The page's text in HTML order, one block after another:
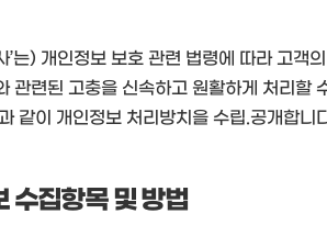
’는) 개인정보 보호 관련 법령에 따라 고객
관련된 고충을 신속하고 원활하게 처리할
같이 개인정보 처리방치을 수립.공개합니
수집항목 및 방법